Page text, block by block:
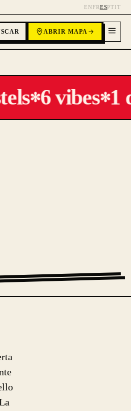
EN FRESPTIT
ABRIR MAPA
✻6 vibes✻1